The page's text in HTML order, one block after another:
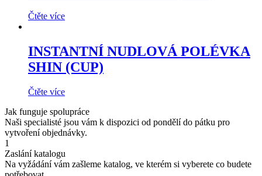
Čtěte více
INSTANTNÍ NUDLOVÁ POLÉVKA
SHIN (CUP)
Čtěte více
Jak funguje spolupráce
Naši specialisté jsou vám k dispozici od pondělí do pátku pro
vytvoření objednávky.
1
Zaslání katalogu
Na vyžádání vám zašleme katalog, ve kterém si vyberete co budete